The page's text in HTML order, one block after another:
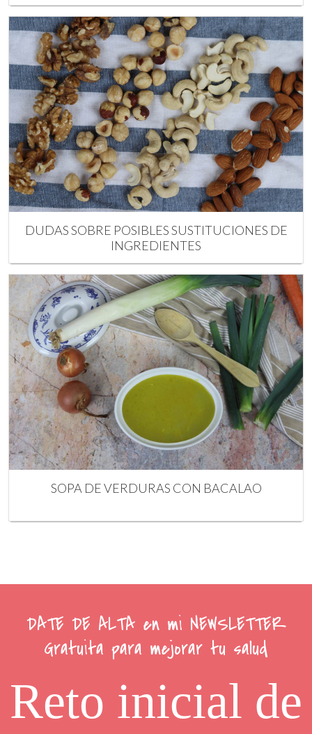
DUDAS SOBRE POSIBLES SUSTITUCIONES DE
INGREDIENTES
SOPA DE VERDURAS CON BACALAO
DATE DE ALTA en mi NEWSLETTER
Gratuita para mejorar tu salud
Reto inicial de